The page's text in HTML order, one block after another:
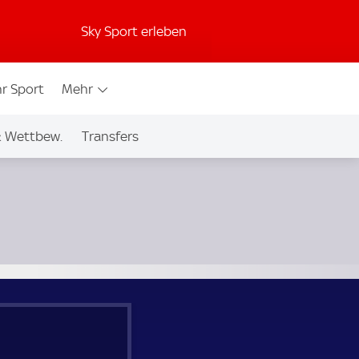
Sky Sport erleben
Sport Mehr
Wettbew. Transfers